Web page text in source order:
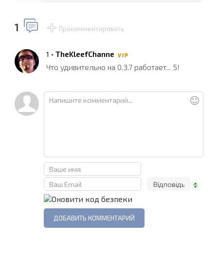
1 Прокомментировать
1 • TheKleefChanne V I P
Что удивительно на 0.3.7 работает... 5!